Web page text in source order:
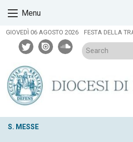
content
Menu
GIOVEDÌ 06 AGOSTO 2026 FESTA DELLA
twitterissuusoundcloud
S. MESSE